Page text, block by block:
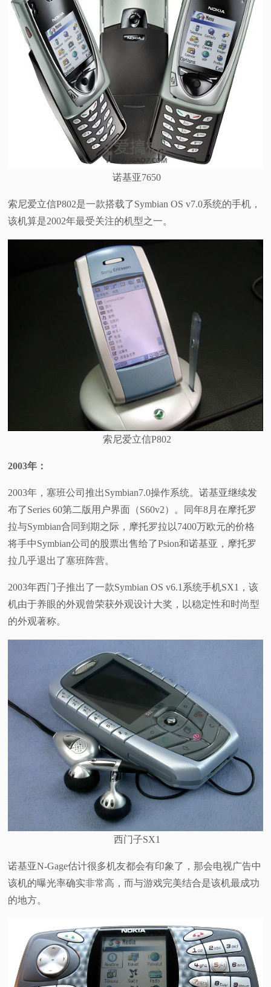
诺基亚7650
索尼爱立信P802是一款搭载了Symbian OS v7.0系统的手机，
该机算是2002年最受关注的机型之一。
索尼爱立信P802
2003年：
2003年，塞班公司推出Symbian7.0操作系统。诺基亚继续发
布了Series 60第二版用户界面（S60v2）。同年8月在摩托罗
拉与Symbian合同到期之际，摩托罗拉以7400万欧元的价格
将手中Symbian公司的股票出售给了Psion和诺基亚，摩托罗
拉几乎退出了塞班阵营。
2003年西门子推出了一款Symbian OS v6.1系统手机SX1，该
机由于养眼的外观曾荣获外观设计大奖，以稳定性和时尚型
的外观著称。
西门子SX1
诺基亚N-Gage估计很多机友都会有印象了，那会电视广告中
该机的曝光率确实非常高，而与游戏完美结合是该机最成功
的地方。